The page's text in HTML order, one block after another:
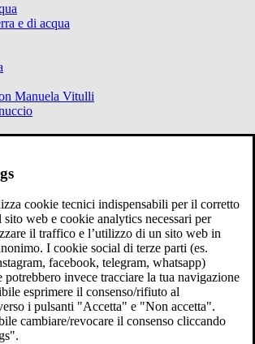
e di acqua
Manuela Vitulli
cookie tecnici indispensabili per il corretto
web e cookie analytics necessari per
il traffico e l’utilizzo di un sito web in
I cookie social di terze parti (es.
facebook, telegram, whatsapp)
potrebbero invece tracciare la tua navigazione
esprimere il consenso/rifiuto al
i pulsanti "Accetta" e "Non accetta".
cambiare/revocare il consenso cliccando